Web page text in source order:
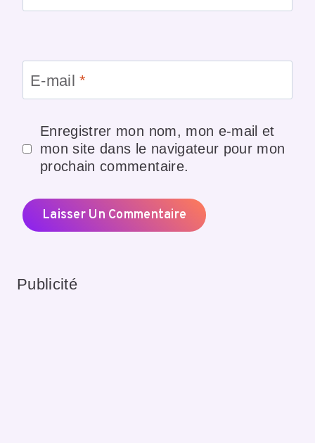
E-mail*
Enregistrer mon nom, mon e-mail et
mon site dans le navigateur pour mon
prochain commentaire.
Publicité